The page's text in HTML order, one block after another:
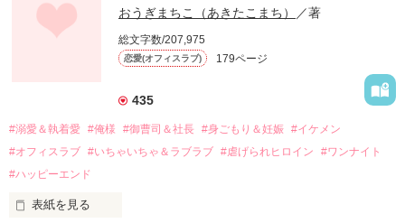
幼なじみの哲平に淡い恋心を抱いていた美桜。
しかし、ある出来事をきっかけに二人の関係は壊れてしまう。
関係修復もできないまま、美桜は両親の離婚によって
引っ越すことになり、哲平とも離れ離れになった。
それから約十二年後。
過去の傷から、二度と会いたくないと思っていた哲平に
運命のような再会を果たす。
酔った勢いで一夜を共にしてしまった。
さらに、美桜が初めてだと知った哲平は
おうぎまちこ（あきたこまち） ／著
総文字数/207,975
恋愛(オフィスラブ) 179ページ
435
#溺愛＆執着愛 #俺様 #御曹司＆社長 #身ごもり＆妊娠 #イケメン
#オフィスラブ #いちゃいちゃ＆ラブラブ #虐げられヒロイン
#ワンナイト
#ハッピーエンド
表紙を見る